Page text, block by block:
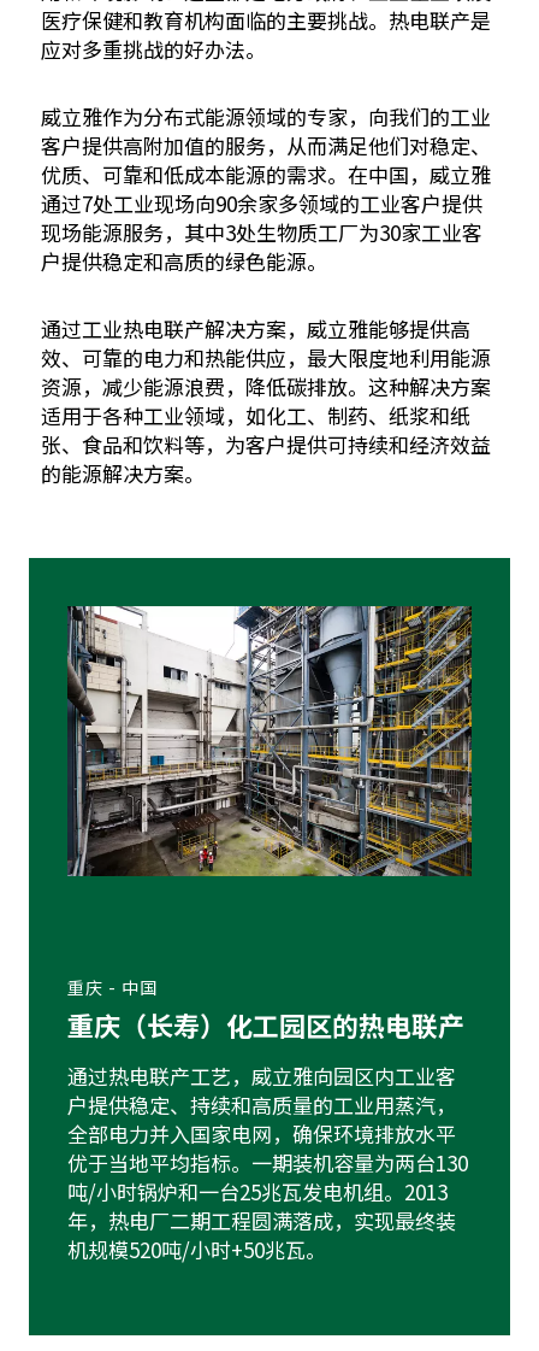
医疗保健和教育机构面临的主要挑战。热电联产是
应对多重挑战的好办法。
威立雅作为分布式能源领域的专家，向我们的工业
客户提供高附加值的服务，从而满足他们对稳定、
优质、可靠和低成本能源的需求。在中国，威立雅
通过7处工业现场向90余家多领域的工业客户提供
现场能源服务，其中3处生物质工厂为30家工业客
户提供稳定和高质的绿色能源。
通过工业热电联产解决方案，威立雅能够提供高
效、可靠的电力和热能供应，最大限度地利用能源
资源，减少能源浪费，降低碳排放。这种解决方案
适用于各种工业领域，如化工、制药、纸浆和纸
张、食品和饮料等，为客户提供可持续和经济效益
的能源解决方案。
重庆 - 中国
重庆（长寿）化工园区的热电联产
通过热电联产工艺，威立雅向园区内工业客
户提供稳定、持续和高质量的工业用蒸汽，
全部电力并入国家电网，确保环境排放水平
优于当地平均指标。一期装机容量为两台130
吨/小时锅炉和一台25兆瓦发电机组。2013
年，热电厂二期工程圆满落成，实现最终装
机规模520吨/小时+50兆瓦。